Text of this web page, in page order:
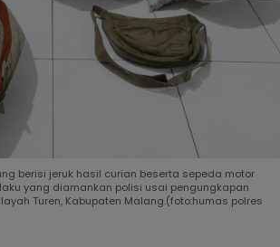
berisi jeruk hasil curian beserta sepeda motor
yang diamankan polisi usai pengungkapan
Turen, Kabupaten Malang.(foto:humas polres